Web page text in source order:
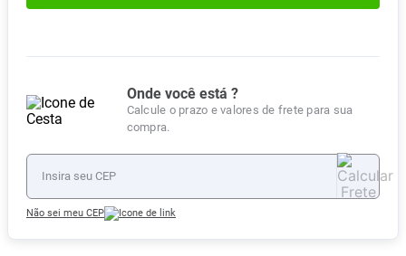
Onde você está ?
Calcule o prazo e valores de frete para sua
compra.
Não sei meu CEP